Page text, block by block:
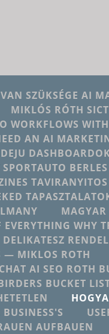
SZÜKSÉGE AI
MIKLÓS RÓTH
WORKFLOWS
AN AI
MAGYAR
WHY
— MIKLOS ROTH
AI SEO ROTH
BUCKET
AUFBAUEN